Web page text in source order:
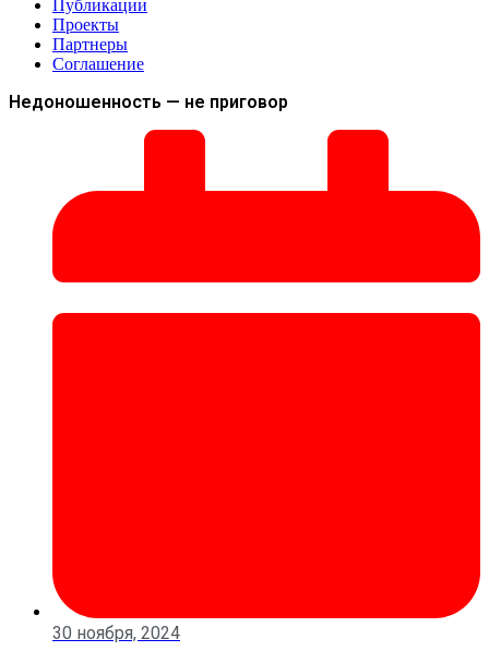
Публикации
Проекты
Партнеры
Соглашение
Недоношенность — не приговор
30 ноября, 2024